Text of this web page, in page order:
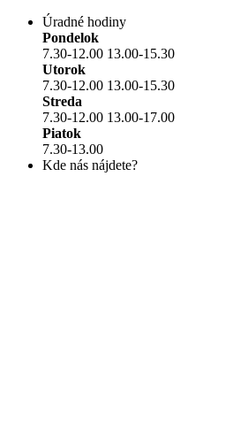
Úradné hodiny
Pondelok
7.30-12.00 13.00-15.30
Utorok
7.30-12.00 13.00-15.30
Streda
7.30-12.00 13.00-17.00
Piatok
7.30-13.00
Kde nás nájdete?